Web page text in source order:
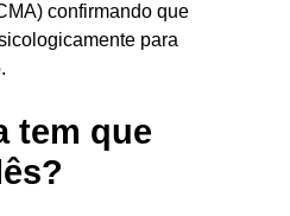
confirmando que
para
tem que